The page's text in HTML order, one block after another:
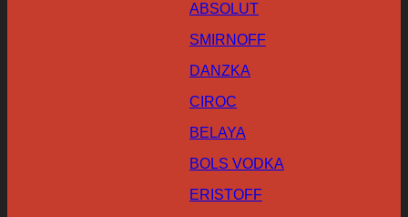
ABSOLUT
SMIRNOFF
DANZKA
CIROC
BELAYA
BOLS VODKA
ERISTOFF